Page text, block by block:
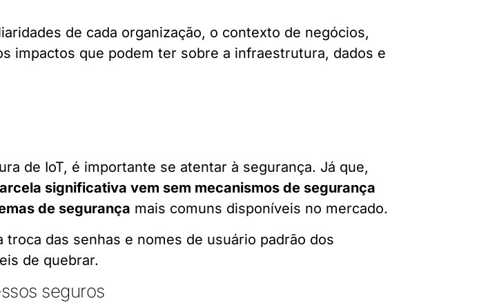
de cada organização, o contexto de negócios,
impactos que podem ter sobre a infraestrutura, dados e
de IoT, é importante se atentar à segurança. Já que,
significativa vem sem mecanismos de segurança
de segurança mais comuns disponíveis no mercado.
das senhas e nomes de usuário padrão dos
de quebrar.
seguros